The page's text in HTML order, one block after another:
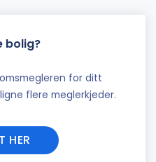
bolig?
for ditt
flere meglerkjeder.
HER